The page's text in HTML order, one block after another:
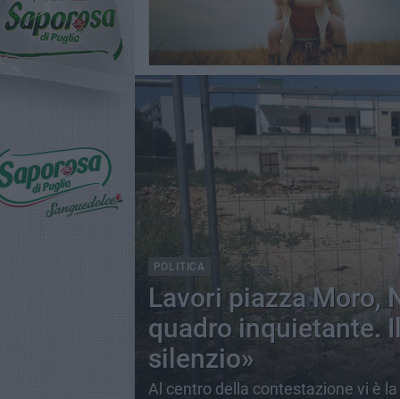
POLITICA
Lavori piazza Moro,
quadro inquietante.
silenzio»
Al centro della contestazione vi è